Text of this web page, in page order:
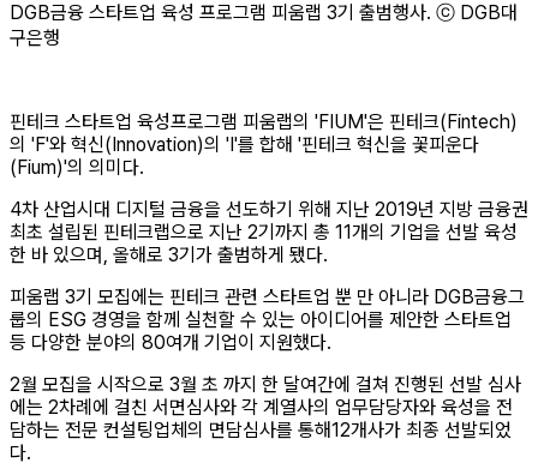
DGB금융 스타트업 육성 프로그램 피움랩 3기 출범행사. ⓒ DGB대
구은행
핀테크 스타트업 육성프로그램 피움랩의 'FIUM'은 핀테크(Fintech)
의 'F'와 혁신(Innovation)의 'I'를 합해 '핀테크 혁신을 꽃피운다
(Fium)'의 의미다.
4차 산업시대 디지털 금융을 선도하기 위해 지난 2019년 지방 금융권
최초 설립된 핀테크랩으로 지난 2기까지 총 11개의 기업을 선발 육성
한 바 있으며, 올해로 3기가 출범하게 됐다.
피움랩 3기 모집에는 핀테크 관련 스타트업 뿐 만 아니라 DGB금융그
룹의 ESG 경영을 함께 실천할 수 있는 아이디어를 제안한 스타트업
등 다양한 분야의 80여개 기업이 지원했다.
2월 모집을 시작으로 3월 초 까지 한 달여간에 걸쳐 진행된 선발 심사
에는 2차례에 걸친 서면심사와 각 계열사의 업무담당자와 육성을 전
담하는 전문 컨설팅업체의 면담심사를 통해12개사가 최종 선발되었
다.